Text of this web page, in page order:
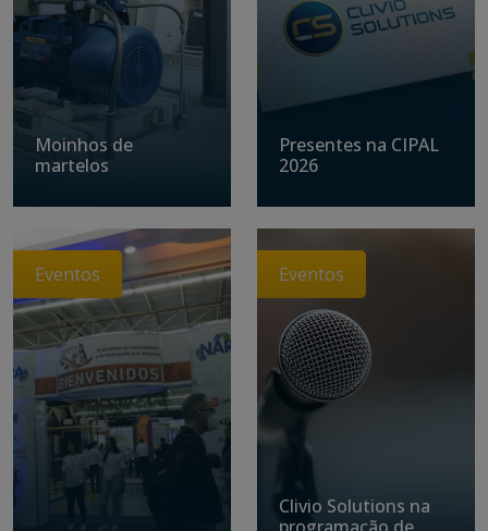
Moinhos de
martelos
Presentes na CIPAL
2026
Eventos Eventos
Clivio Solutions na